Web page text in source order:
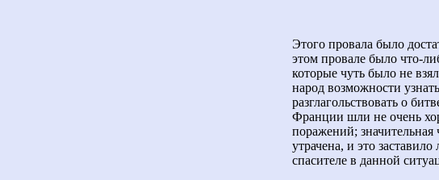
Этого провала было
этом провале было что-
которые чуть было не
народ возможности
разглагольствовать о
Франции шли не очень
поражений;
утрачена, и это
спасителе в данной